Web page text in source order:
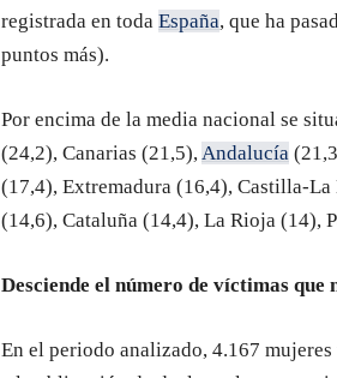
registrada en toda España, que ha
puntos más).
Por encima de la media nacional se
(24,2), Canarias (21,5),Andalucía
(17,4), Extremadura (16,4), Castilla-
(14,6), Cataluña (14,4), La Rioja (14),
Desciende el número de víctimas
En el periodo analizado, 4.167